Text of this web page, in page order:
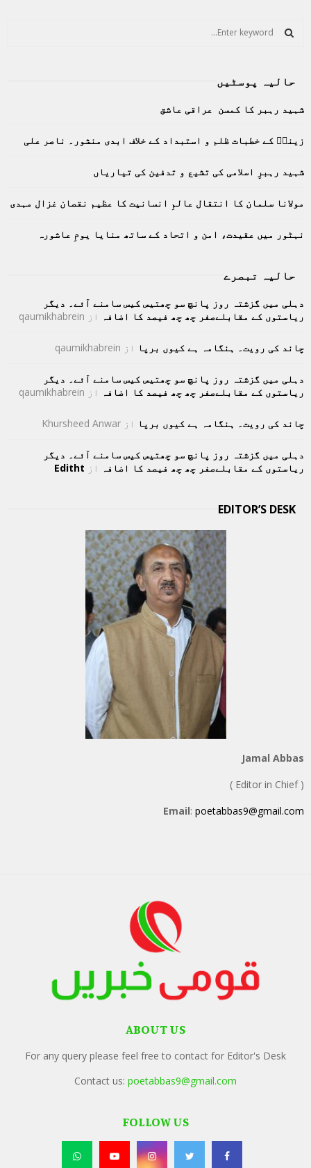
f
r
E
A
R
C
H
حالیہ پوسٹیں
شہید رہبر کا کمسن عراقی عاشق
زینبؑ کے خطبات ظلم و استبداد کے خلاف ابدی منشور۔ ناصر علی
شہید رہبرِ اسلامی کی تشیع و تدفین کی تیاریاں
مولانا سلمان کا انتقال عالمِ انسانیت کا عظیم نقصان غزال مہدی
نہٹور میں عقیدت، امن و اتحاد کے ساتھ منایا یومِ عاشورہ
حالیہ تبصرے
دہلی میں گزشتہ روز پانچ سو چھتیس کیس سامنے آئے۔ دیگر
ریاستوں کے مقابلےصفر چھ چھ فیصد کا اضافہ
از qaumikhabrein
چاند کی رویت۔ ہنگامہ ہے کیوں برپا از qaumikhabrein
دہلی میں گزشتہ روز پانچ سو چھتیس کیس سامنے آئے۔ دیگر
ریاستوں کے مقابلےصفر چھ چھ فیصد کا اضافہ
از qaumikhabrein
چاند کی رویت۔ ہنگامہ ہے کیوں برپا از Khursheed Anwar
دہلی میں گزشتہ روز پانچ سو چھتیس کیس سامنے آئے۔ دیگر
ریاستوں کے مقابلےصفر چھ چھ فیصد کا اضافہ
از Editht
EDITOR’S DESK
Jamal Abbas
( Editor in Chief )
Email: poetabbas9@gmail.com
ABOUT US
For any query please feel free to contact for Editor's Desk
Contact us: poetabbas9@gmail.com
FOLLOW US